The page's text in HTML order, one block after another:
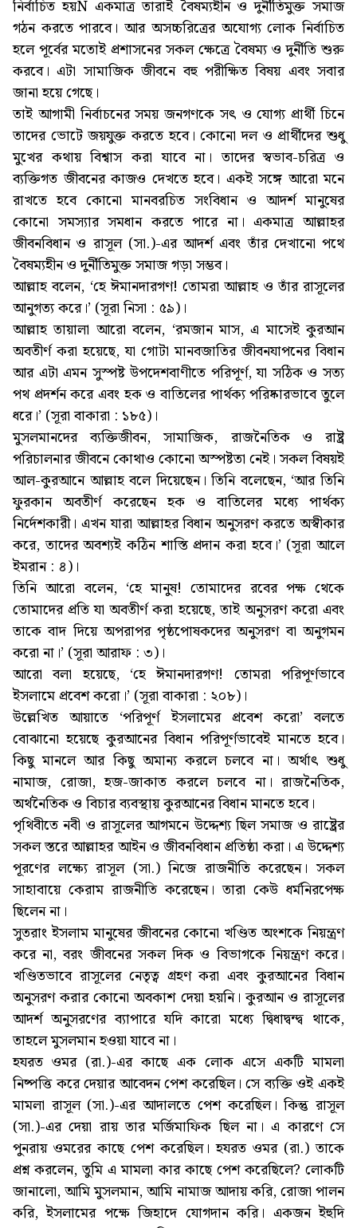
নির্বাচিত হয়Ñ একমাত্র তারাই বৈষম্যহীন ও দুর্নীতিমুক্ত সমাজ
গঠন করতে পারবে। আর অসচ্চরিত্রের অযোগ্য লোক নির্বাচিত
হলে পূর্বের মতোই প্রশাসনের সকল ক্ষেত্রে বৈষম্য ও দুর্নীতি শুরু
করবে। এটা সামাজিক জীবনে বহু পরীক্ষিত বিষয় এবং সবার
জানা হয়ে গেছে।
তাই আগামী নির্বাচনের সময় জনগণকে সৎ ও যোগ্য প্রার্থী চিনে
তাদের ভোটে জয়যুক্ত করতে হবে। কোনো দল ও প্রার্থীদের শুধু
মুখের কথায় বিশ্বাস করা যাবে না। তাদের স্বভাব-চরিত্র ও
ব্যক্তিগত জীবনের কাজও দেখতে হবে। একই সঙ্গে আরো মনে
রাখতে হবে কোনো মানবরচিত সংবিধান ও আদর্শ মানুষের
কোনো সমস্যার সমধান করতে পারে না। একমাত্র আল্লাহর
জীবনবিধান ও রাসূল (সা.)-এর আদর্শ এবং তাঁর দেখানো পথে
বৈষম্যহীন ও দুর্নীতিমুক্ত সমাজ গড়া সম্ভব।
আল্লাহ বলেন, ‘হে ঈমানদারগণ! তোমরা আল্লাহ ও তাঁর রাসূলের
আনুগত্য করে।’ (সূরা নিসা : ৫৯)।
আল্লাহ তায়ালা আরো বলেন, ‘রমজান মাস, এ মাসেই কুরআন
অবতীর্ণ করা হয়েছে, যা গোটা মানবজাতির জীবনযাপনের বিধান
আর এটা এমন সুস্পষ্ট উপদেশবাণীতে পরিপূর্ণ, যা সঠিক ও সত্য
পথ প্রদর্শন করে এবং হক ও বাতিলের পার্থক্য পরিষ্কারভাবে তুলে
ধরে।’ (সূরা বাকারা : ১৮৫)।
মুসলমানদের ব্যক্তিজীবন, সামাজিক, রাজনৈতিক ও রাষ্ট্র
পরিচালনার জীবনে কোথাও কোনো অস্পষ্টতা নেই। সকল বিষয়ই
আল-কুরআনে আল্লাহ বলে দিয়েছেন। তিনি বলেছেন, ‘আর তিনি
ফুরকান অবতীর্ণ করেছেন হক ও বাতিলের মধ্যে পার্থক্য
নির্দেশকারী। এখন যারা আল্লাহর বিধান অনুসরণ করতে অস্বীকার
করে, তাদের অবশ্যই কঠিন শাস্তি প্রদান করা হবে।’ (সূরা আলে
ইমরান : ৪)।
তিনি আরো বলেন, ‘হে মানুষ! তোমাদের রবের পক্ষ থেকে
তোমাদের প্রতি যা অবতীর্ণ করা হয়েছে, তাই অনুসরণ করো এবং
তাকে বাদ দিয়ে অপরাপর পৃষ্ঠপোষকদের অনুসরণ বা অনুগমন
করো না।’ (সূরা আরাফ : ৩)।
আরো বলা হয়েছে, ‘হে ঈমানদারগণ! তোমরা পরিপূর্ণভাবে
ইসলামে প্রবেশ করো।’ (সূরা বাকারা : ২০৮)।
উল্লেখিত আয়াতে ‘পরিপূর্ণ ইসলামের প্রবেশ করো’ বলতে
বোঝানো হয়েছে কুরআনের বিধান পরিপূর্ণভাবেই মানতে হবে।
কিছু মানলে আর কিছু অমান্য করলে চলবে না। অর্থাৎ শুধু
নামাজ, রোজা, হজ-জাকাত করলে চলবে না। রাজনৈতিক,
অর্থনৈতিক ও বিচার ব্যবস্থায় কুরআনের বিধান মানতে হবে।
পৃথিবীতে নবী ও রাসূলের আগমনে উদ্দেশ্য ছিল সমাজ ও রাষ্ট্রের
সকল স্তরে আল্লাহর আইন ও জীবনবিধান প্রতিষ্ঠা করা। এ উদ্দেশ্য
পূরণের লক্ষ্যে রাসূল (সা.) নিজে রাজনীতি করেছেন। সকল
সাহাবায়ে কেরাম রাজনীতি করেছেন। তারা কেউ ধর্মনিরপেক্ষ
ছিলেন না।
সুতরাং ইসলাম মানুষের জীবনের কোনো খণ্ডিত অংশকে নিয়ন্ত্রণ
করে না, বরং জীবনের সকল দিক ও বিভাগকে নিয়ন্ত্রণ করে।
খণ্ডিতভাবে রাসূলের নেতৃত্ব গ্রহণ করা এবং কুরআনের বিধান
অনুসরণ করার কোনো অবকাশ দেয়া হয়নি। কুরআন ও রাসূলের
আদর্শ অনুসরণের ব্যাপারে যদি কারো মধ্যে দ্বিধাদ্বন্দ্ব থাকে,
তাহলে মুসলমান হওয়া যাবে না।
হযরত ওমর (রা.)-এর কাছে এক লোক এসে একটি মামলা
নিষ্পত্তি করে দেয়ার আবেদন পেশ করেছিল। সে ব্যক্তি ওই একই
মামলা রাসূল (সা.)-এর আদালতে পেশ করেছিল। কিন্তু রাসূল
(সা.)-এর দেয়া রায় তার মর্জিমাফিক ছিল না। এ কারণে সে
পুনরায় ওমরের কাছে পেশ করেছিল। হযরত ওমর (রা.) তাকে
প্রশ্ন করলেন, তুমি এ মামলা কার কাছে পেশ করেছিলে? লোকটি
জানালো, আমি মুসলমান, আমি নামাজ আদায় করি, রোজা পালন
করি, ইসলামের পক্ষে জিহাদে যোগদান করি। একজন ইহুদি